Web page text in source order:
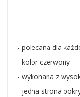
- polecana dla
- kolor czerwony
- wykonana z
- jedna strona